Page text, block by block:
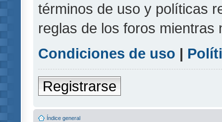
términos de uso y políticas
reglas de los foros mientras
Condiciones de uso |
Registrarse
Índice general